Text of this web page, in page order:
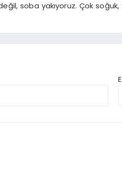
soba yakıyoruz. Çok